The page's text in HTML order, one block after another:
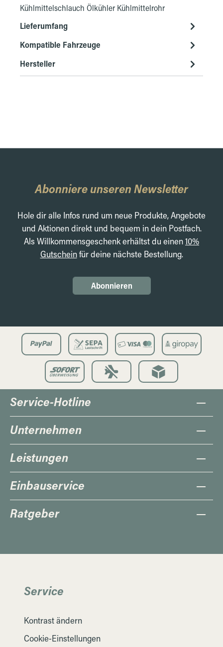
Kühlmittelschlauch Ölkühler Kühlmittelrohr
Lieferumfang
Kompatible Fahrzeuge
Hersteller
Abonniere unseren Newsletter
Hole dir alle Infos rund um neue Produkte, Angebote
und Aktionen direkt und bequem in dein Postfach.
Als Willkommensgeschenk erhältst du einen10%
Gutscheinfür deine nächste Bestellung.
Abonnieren
Service-Hotline
Unternehmen
Leistungen
Einbauservice
Ratgeber
Service
Kontrast ändern
Cookie-Einstellungen